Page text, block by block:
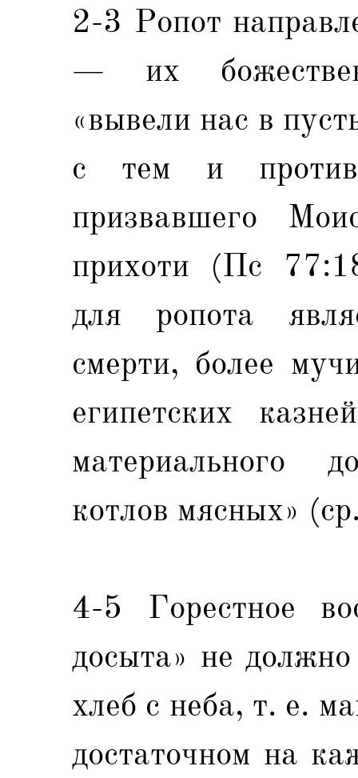
2-3 Ропот
— их
«вывели нас в
с тем и против
призвавшего
прихоти (Пс
для ропота
смерти, более
египетских
материального
котлов мясных»
4-5 Горестное
досыта» не
хлеб с неба, т. е.
достаточном на